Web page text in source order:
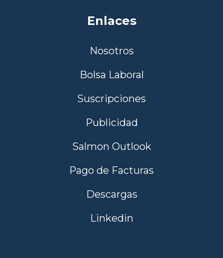
Enlaces
Nosotros
Bolsa Laboral
Suscripciones
Publicidad
Salmon Outlook
Pago de Facturas
Descargas
Linkedin